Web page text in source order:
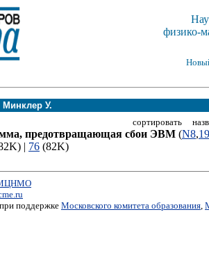
физико-
Минклер У.
сортировать
предотвращающая сбои ЭВМ (N8,
| 76 (82K)
поддержке Московского комитета образования,